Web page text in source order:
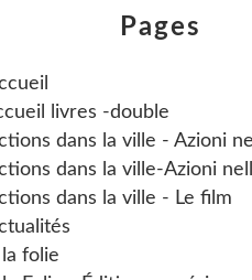
Pages
livres -double
dans la ville - Azioni
dans la ville-Azioni
dans la ville - Le film
folie